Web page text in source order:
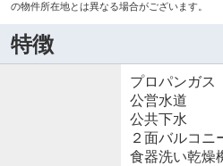
の物件所在地とは異なる場合がございます。
特徴
プロパンガス
公営水道
公共下水
２面バルコニ
食器洗い乾燥